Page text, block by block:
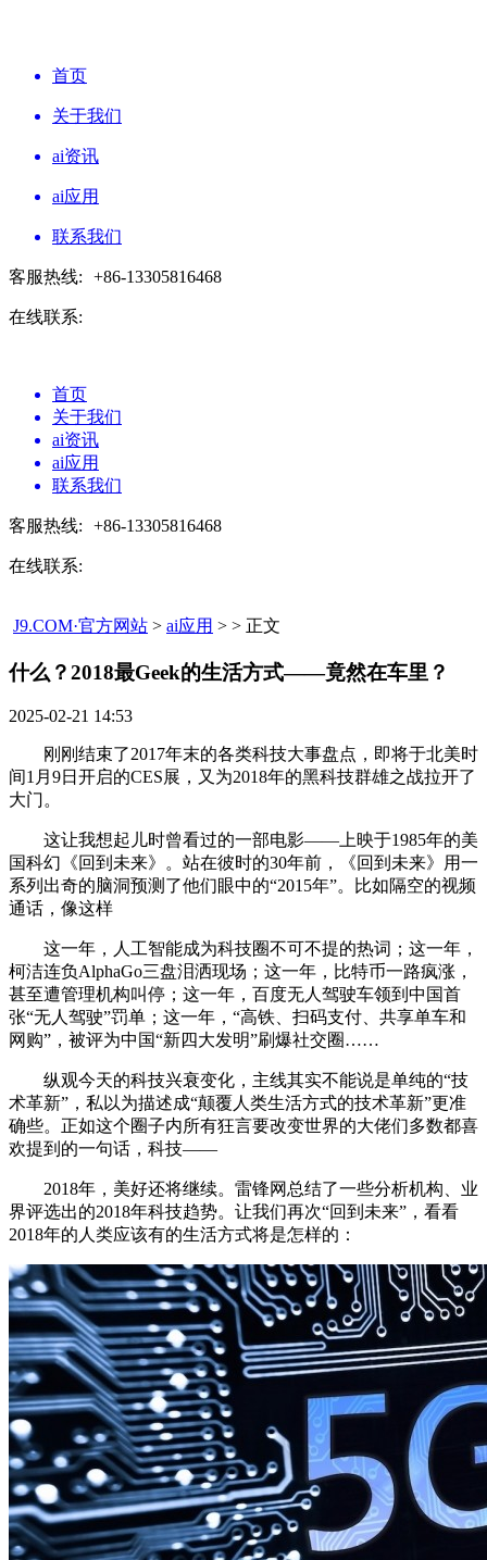
首页
关于我们
ai资讯
ai应用
联系我们
客服热线: +86-13305816468
在线联系:
首页
关于我们
ai资讯
ai应用
联系我们
客服热线: +86-13305816468
在线联系:
J9.COM·官方网站 > ai应用 > > 正文
什么？2018最Geek的生活方式——竟然在车里？​
2025-02-21 14:53
刚刚结束了2017年末的各类科技大事盘点，即将于北美时
间1月9日开启的CES展，又为2018年的黑科技群雄之战拉开了
大门。
这让我想起儿时曾看过的一部电影——上映于1985年的美
国科幻《回到未来》。站在彼时的30年前，《回到未来》用一
系列出奇的脑洞预测了他们眼中的“2015年”。比如隔空的视频
通话，像这样
这一年，人工智能成为科技圈不可不提的热词；这一年，
柯洁连负AlphaGo三盘泪洒现场；这一年，比特币一路疯涨，
甚至遭管理机构叫停；这一年，百度无人驾驶车领到中国首
张“无人驾驶”罚单；这一年，“高铁、扫码支付、共享单车和
网购”，被评为中国“新四大发明”刷爆社交圈……
纵观今天的科技兴衰变化，主线其实不能说是单纯的“技
术革新”，私以为描述成“颠覆人类生活方式的技术革新”更准
确些。正如这个圈子内所有狂言要改变世界的大佬们多数都喜
欢提到的一句话，科技——
2018年，美好还将继续。雷锋网总结了一些分析机构、业
界评选出的2018年科技趋势。让我们再次“回到未来”，看看
2018年的人类应该有的生活方式将是怎样的：